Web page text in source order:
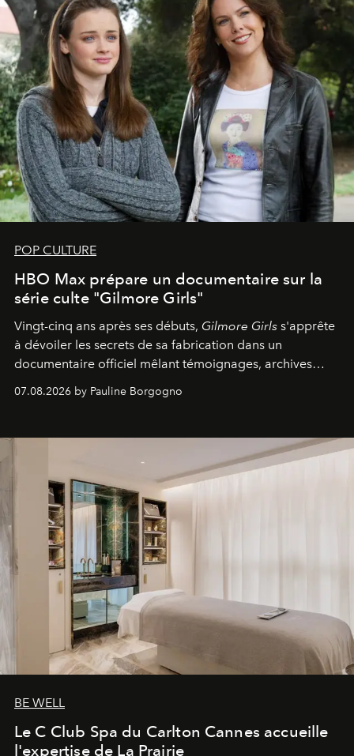
POP CULTURE
HBO Max prépare un documentaire sur la
série culte "Gilmore Girls"
Vingt-cinq ans après ses débuts, Gilmore Girls s'apprête
à dévoiler les secrets de sa fabrication dans un
documentaire officiel mêlant témoignages, archives
générationnel.
07.08.2026 by Pauline Borgogno
BE WELL
Le C Club Spa du Carlton Cannes accueille
l'expertise de La Prairie